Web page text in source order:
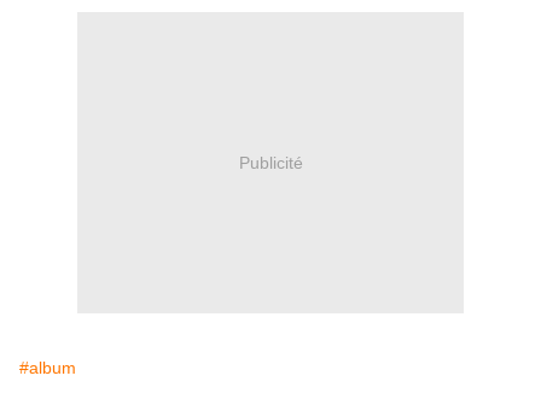
Publicité
#album